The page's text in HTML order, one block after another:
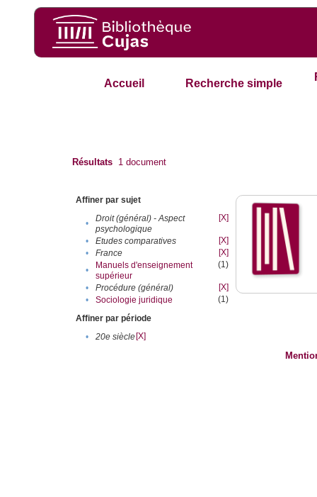
Accueil Recherche simple
Résultats 1 document
Affiner par sujet
•
Droit (général) - Aspect
psychologique
[X]
• Etudes comparatives
[X]
•
France
[X]
•
Manuels d'enseignement
supérieur
(1)
• Procédure (général)
[X]
•
Sociologie juridique
(1)
Affiner par période
•
20e siècle[X]